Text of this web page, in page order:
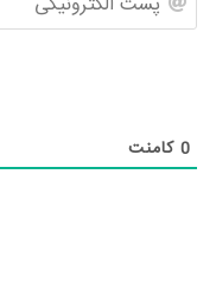
0 کامنت